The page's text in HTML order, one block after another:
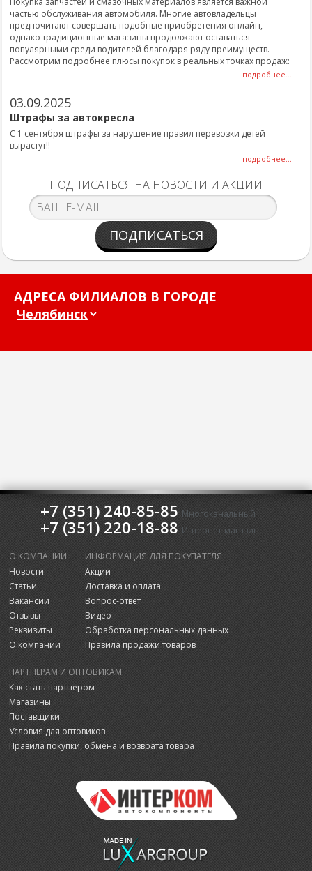
частью обслуживания автомобиля. Многие автовладельцы
предпочитают совершать подобные приобретения онлайн,
однако традиционные магазины продолжают оставаться
популярными среди водителей благодаря ряду преимуществ.
Рассмотрим подробнее плюсы покупок в реальных точках продаж:
подробнее...
03.09.2025
Штрафы за автокресла
С 1 сентября штрафы за нарушение правил перевозки детей
вырастут!!
подробнее...
ПОДПИСАТЬСЯ НА НОВОСТИ И АКЦИИ
ПОДПИСАТЬСЯ
АДРЕСА ФИЛИАЛОВ В ГОРОДЕ
+7 (351) 240-85-85 Многоканальный
+7 (351) 220-18-88 Интернет-магазин
О КОМПАНИИ
Новости
Статьи
Вакансии
Отзывы
Реквизиты
О компании
ИНФОРМАЦИЯ ДЛЯ ПОКУПАТЕЛЯ
Акции
Доставка и оплата
Вопрос-ответ
Видео
Обработка персональных данных
Правила продажи товаров
ПАРТНЕРАМ И ОПТОВИКАМ
Как стать партнером
Магазины
Поставщики
Условия для оптовиков
Правила покупки, обмена и возврата товара